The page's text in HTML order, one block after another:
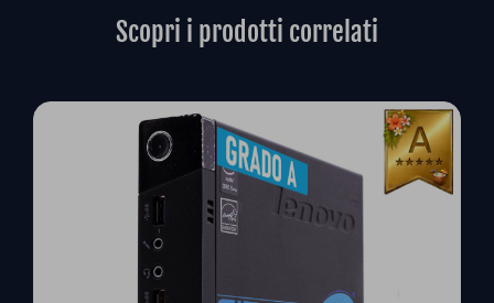
Scopri i prodotti correlati